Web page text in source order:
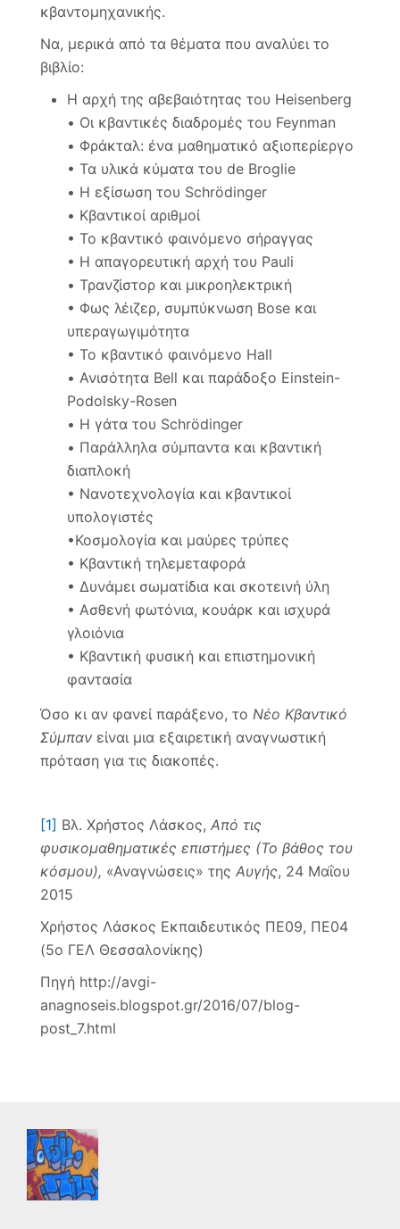
κβαντομηχανικής.
Να, μερικά από τα θέματα που αναλύει το
βιβλίο:
Η αρχή της αβεβαιότητας του Heisenberg
• Οι κβαντικές διαδρομές του Feynman
• Φράκταλ: ένα μαθηματικό αξιοπερίεργο
• Τα υλικά κύματα του de Broglie
• Η εξίσωση του Schrödinger
• Κβαντικοί αριθμοί
• Το κβαντικό φαινόμενο σήραγγας
• Η απαγορευτική αρχή του Pauli
• Τρανζίστορ και μικροηλεκτρική
• Φως λέιζερ, συμπύκνωση Bose και
υπεραγωγιμότητα
• Το κβαντικό φαινόμενο Hall
• Ανισότητα Bell και παράδοξο Einstein-
Podolsky-Rosen
• Η γάτα του Schrödinger
• Παράλληλα σύμπαντα και κβαντική
διαπλοκή
• Νανοτεχνολογία και κβαντικοί
υπολογιστές
•Κοσμολογία και μαύρες τρύπες
• Κβαντική τηλεμεταφορά
• Δυνάμει σωματίδια και σκοτεινή ύλη
• Ασθενή φωτόνια, κουάρκ και ισχυρά
γλοιόνια
• Κβαντική φυσική και επιστημονική
φαντασία
Όσο κι αν φανεί παράξενο, το Νέο Κβαντικό
Σύμπαν είναι μια εξαιρετική αναγνωστική
πρόταση για τις διακοπές.
[1] Βλ. Χρήστος Λάσκος, Από τις
φυσικομαθηματικές επιστήμες (Το βάθος του
κόσμου), «Αναγνώσεις» της Αυγής, 24 Μαΐου
2015
Χρήστος Λάσκος Εκπαιδευτικός ΠΕ09, ΠΕ04
(5ο ΓΕΛ Θεσσαλονίκης)
Πηγή http://avgi-
anagnoseis.blogspot.gr/2016/07/blog-
post_7.html